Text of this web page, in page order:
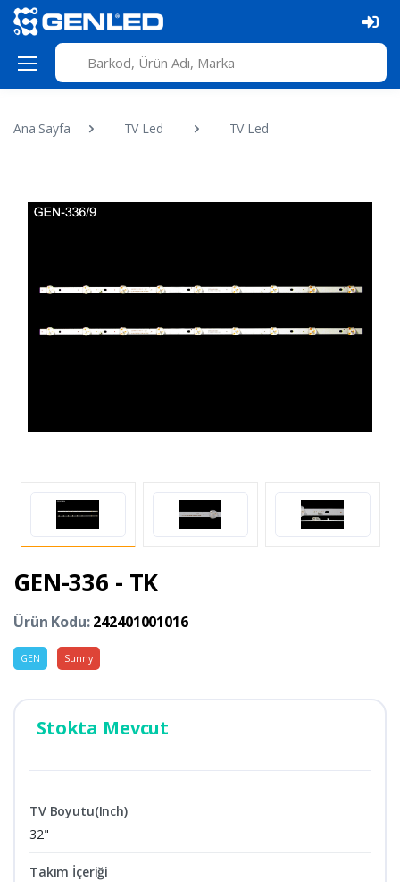
Ana Sayfa TV Led TV Led
GEN-336 - TK
Ürün Kodu:242401001016
GEN Sunny
Stokta Mevcut
TV Boyutu(Inch)
32"
Takım İçeriği